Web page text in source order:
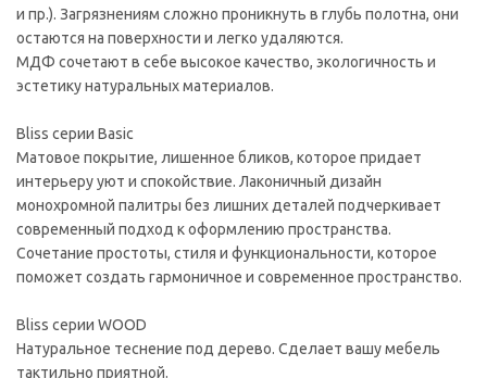
и пр.). Загрязнениям сложно проникнуть в глубь полотна, они
остаются на поверхности и легко удаляются.
МДФ сочетают в себе высокое качество, экологичность и
эстетику натуральных материалов.
Bliss серии Basic
Матовое покрытие, лишенное бликов, которое придает
интерьеру уют и спокойствие. Лаконичный дизайн
монохромной палитры без лишних деталей подчеркивает
современный подход к оформлению пространства.
Сочетание простоты, стиля и функциональности, которое
поможет создать гармоничное и современное пространство.
Bliss серии WOOD
Натуральное теснение под дерево. Сделает вашу мебель
тактильно приятной.